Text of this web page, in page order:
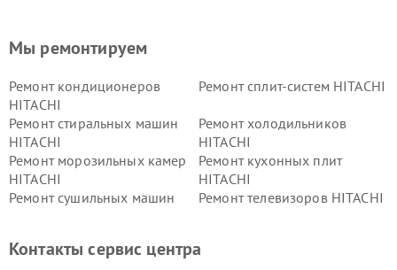
Мы ремонтируем
Ремонт кондиционеров
HITACHI
Ремонт сплит-систем HITACHI
Ремонт стиральных машин
HITACHI
Ремонт холодильников
HITACHI
Ремонт морозильных камер
HITACHI
Ремонт кухонных плит
HITACHI
Ремонт сушильных машин
Ремонт телевизоров HITACHI
данных HITACHI
HITACHI
Контакты сервис центра